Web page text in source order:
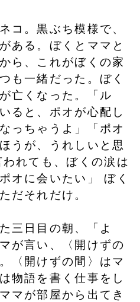
コ。黒ぶち模様で、
ある。ぼくとママと
ら、これがぼくの家
も一緒だった。ぼく
亡くなった。「ル
ると、ポオが心配し
っちゃうよ」「ポオ
うが、うれしいと思
れても、ぼくの涙は
オに会いたい」 ぼく
だそれだけ。
三日目の朝、「よ
が言い、〈開けずの
〈開けずの間〉はマ
物語を書く仕事をし
マが部屋から出てき